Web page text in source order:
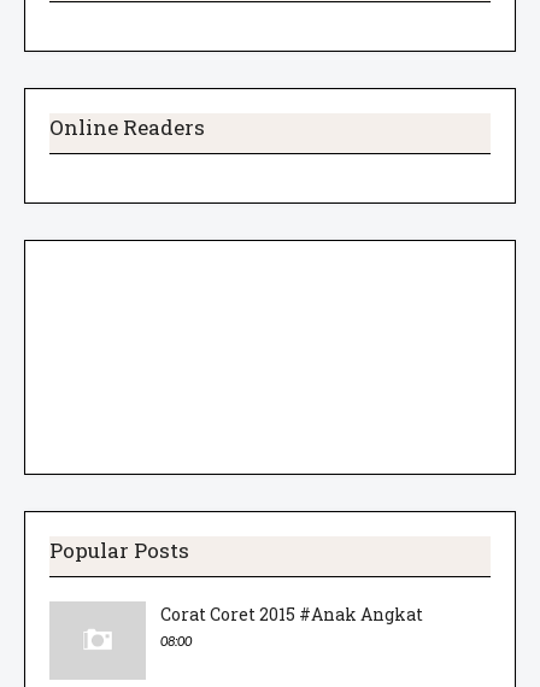
Online Readers
Popular Posts
Corat Coret 2015 #Anak Angkat
08:00